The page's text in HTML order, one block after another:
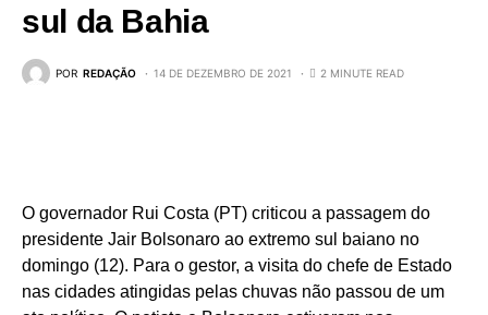
sul da Bahia
POR REDAÇÃO 14 DE DEZEMBRO DE 2021 2 MINUTE READ
O governador Rui Costa (PT) criticou a passagem do
presidente Jair Bolsonaro ao extremo sul baiano no
domingo (12). Para o gestor, a visita do chefe de Estado
nas cidades atingidas pelas chuvas não passou de um